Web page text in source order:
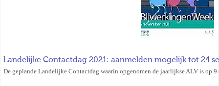
Landelijke Contactdag 2021: aanmelden mogelijk tot 24
De geplande Landelijke Contactdag waarin opgenomen de jaarlijkse ALV is op